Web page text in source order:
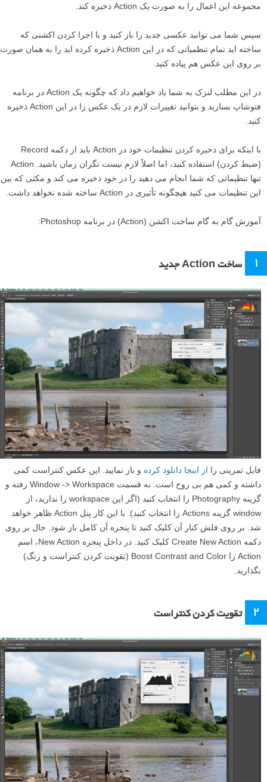
مجموعه این اعمال را به صورت یک Action ذخیره کند.
سپس شما می توانید عکسی جدید را باز کنید و با اجرا کردن اکشنی که
ساخته اید تمام تنظمیاتی که در این Action ذخیره کرده اید را به همان صورت
بر روی این عکس هم پیاده کنید.
در این مطلب لنزک به شما یاد خواهیم داد که چگونه یک Action در برنامه
فتوشاپ بسازید و بتوانید تغییرات لازم در یک عکس را در این Action ذخیره
کنید.
با اینکه برای ذخیره کردن تنظیمات خود در Action باید از دکمه Record
(ضبط کردن) استفاده کنید، اما اصلاً لازم نیست نگران زمان باشید. Action
تنها تنظیماتی که شما انجام می دهید را در خود ذخیره می کند و مکثی که بین
این تنظیمات می کنید هیچگونه تأثیری در Action ساخته شده نخواهد داشت.
آموزش گام به گام ساخت اکشن (Action) در برنامه Photoshop:
1 ساخت Action جدید
فایل تمرینی را از اینجا دانلود کرده و باز نمایید. این عکس کنتراست کمی
داشته و کمی هم بی روح است. به قسمت Window -> Workspace رفته و
گزینه Photography را انتخاب کنید (اگر این workspace را ندارید، از
window گزینه Actions را انتخاب کنید). با این کار پنل Action ظاهر خواهد
شد. بر روی فلش کنار آن کلیک کنید تا پنجره آن کامل باز شود. حال بر روی
دکمه Create New Action کلیک کنید. در داخل پنجره New Action، اسم
Action را Boost Contrast and Color (تقویت کردن کنتراست و رنگ)
بگذارید.
۲ تقویت کردن کنتراست